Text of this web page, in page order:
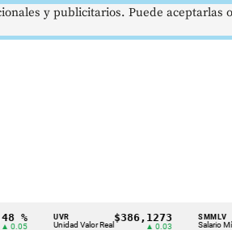
UVR
Unidad Valor Real
$386,1273 SMMLV
Salario Mínimo
y publicitarios. Puede aceptarlas